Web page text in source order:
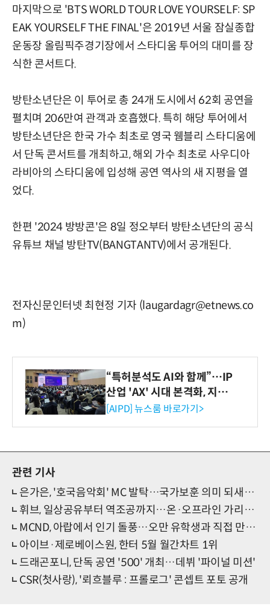
마지막으로 'BTS WORLD TOUR LOVE YOURSELF: SP
EAK YOURSELF THE FINAL'은 2019년 서울 잠실종합
운동장 올림픽주경기장에서 스타디움 투어의 대미를 장
식한 콘서트다.
방탄소년단은 이 투어로 총 24개 도시에서 62회 공연을
펼치며 206만여 관객과 호흡했다. 특히 해당 투어에서
방탄소년단은 한국 가수 최초로 영국 웸블리 스타디움에
서 단독 콘서트를 개최하고, 해외 가수 최초로 사우디아
라비아의 스타디움에 입성해 공연 역사의 새 지평을 열
었다.
한편 '2024 방방콘'은 8일 정오부터 방탄소년단의 공식
유튜브 채널 방탄TV(BANGTANTV)에서 공개된다.
전자신문인터넷 최현정 기자 (laugardagr@etnews.co
m)
“특허분석도 AI와 함께”…IP
산업 'AX' 시대 본격화, 지식
재산처 1호 AI IP데이터분석
[AIPD] 뉴스룸 바로가기>
관련 기사
은가은, '호국음악회' MC 발탁…국가보훈 의미 되새긴다
휘브, 일상공유부터 역조공까지…온·오프라인 가리지 않는 '소통형 아이돌'
MCND, 아랍에서 인기 돌풍…오만 유학생과 직접 만난다
아이브·제로베이스원, 한터 5월 월간차트 1위
드래곤포니, 단독 공연 '500' 개최…데뷔 '파이널 미션'
CSR(첫사랑), '뢰흐블루 : 프롤로그' 콘셉트 포토 공개